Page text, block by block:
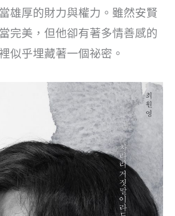
雄厚的財力與權力。雖然安賢
完美，但他卻有著多情善感的
似乎埋藏著一個祕密。